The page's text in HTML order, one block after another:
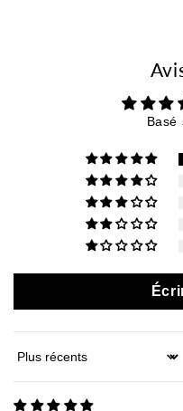
Basé
Sort by